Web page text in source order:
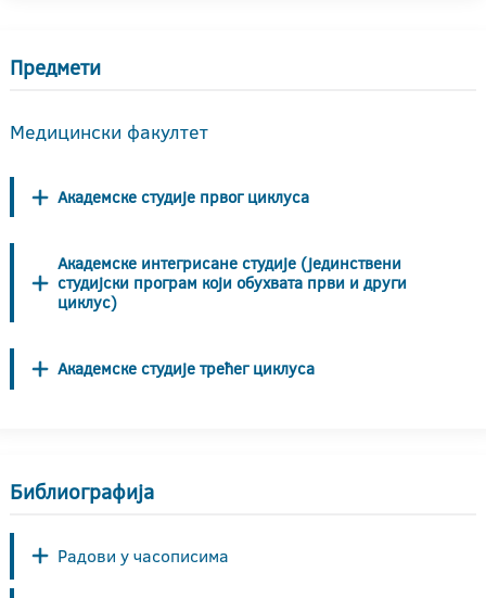
Предмети
Медицински факултет
Академске студије првог циклуса
Академске интегрисане студије (јединствени
студијски програм који обухвата први и други
циклус)
Академске студије трећег циклуса
Библиографија
Радови у часописима